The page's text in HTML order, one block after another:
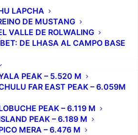
LAPCHA
DE MUSTANG
VALLE DE ROLWALING
DE LHASA AL CAMPO BASE
PEAK – 5.520 M
FAR EAST PEAK – 6.059M
PEAK – 6.119 M
PEAK – 6.189 M
MERA – 6.476 M